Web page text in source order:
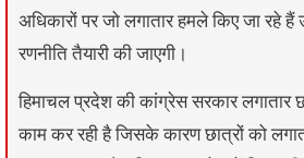
अधिकारों पर जो लगातार हमले किए जा रहे
रणनीति तैयारी की जाएगी।
हिमाचल प्रदेश की कांग्रेस सरकार लगातार
काम कर रही है जिसके कारण छात्रों को